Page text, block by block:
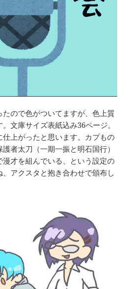
たので色がついてますが、色上質
文庫サイズ表紙込み36ページ。
上がったと思います。カプもの
者太刀（一期一振と明石国行）
才を組んでいる、という設定の
アクスタと抱き合わせで頒布し